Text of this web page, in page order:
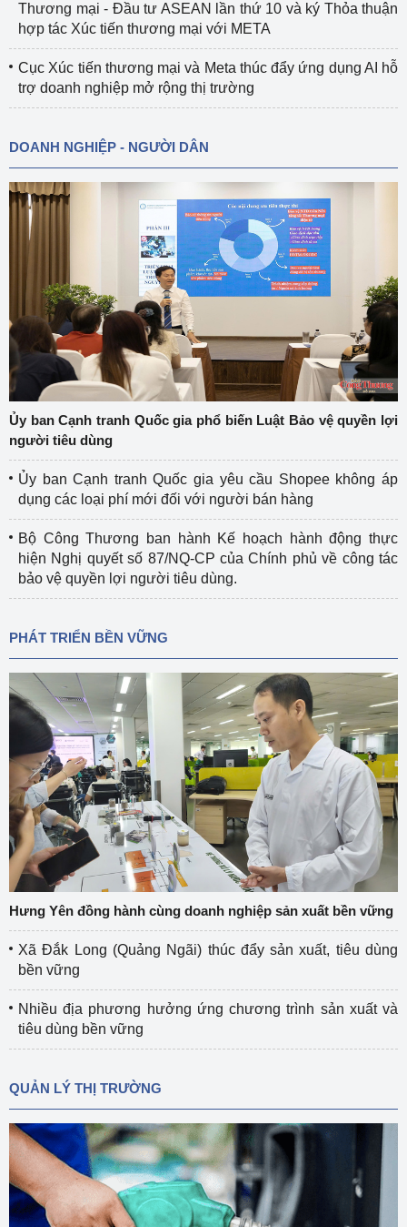
Thương mại - Đầu tư ASEAN lần thứ 10 và ký Thỏa thuận
hợp tác Xúc tiến thương mại với META
Cục Xúc tiến thương mại và Meta thúc đẩy ứng dụng AI hỗ
trợ doanh nghiệp mở rộng thị trường
DOANH NGHIỆP - NGƯỜI DÂN
Ủy ban Cạnh tranh Quốc gia phổ biến Luật Bảo vệ quyền lợi
người tiêu dùng
Ủy ban Cạnh tranh Quốc gia yêu cầu Shopee không áp
dụng các loại phí mới đối với người bán hàng
Bộ Công Thương ban hành Kế hoạch hành động thực
hiện Nghị quyết số 87/NQ-CP của Chính phủ về công tác
bảo vệ quyền lợi người tiêu dùng.
PHÁT TRIỂN BỀN VỮNG
Hưng Yên đồng hành cùng doanh nghiệp sản xuất bền vững
Xã Đắk Long (Quảng Ngãi) thúc đẩy sản xuất, tiêu dùng
bền vững
Nhiều địa phương hưởng ứng chương trình sản xuất và
tiêu dùng bền vững
QUẢN LÝ THỊ TRƯỜNG